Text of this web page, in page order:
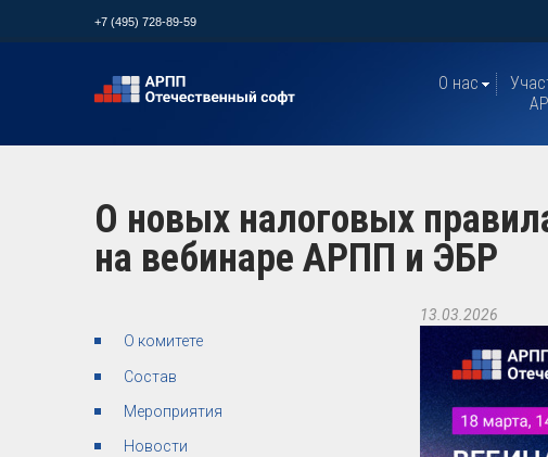
+7 (495) 728-89-59
О нас
О новых налоговых
на вебинаре АРПП и ЭБР
О комитете
Состав
Мероприятия
Новости
13.03.2026